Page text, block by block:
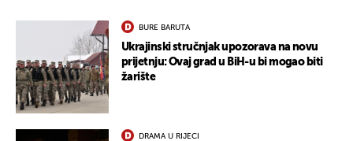
BURE BARUTA
Ukrajinski stručnjak upozorava na novu
prijetnju: Ovaj grad u BiH-u bi mogao biti
žarište
DRAMA U RIJECI